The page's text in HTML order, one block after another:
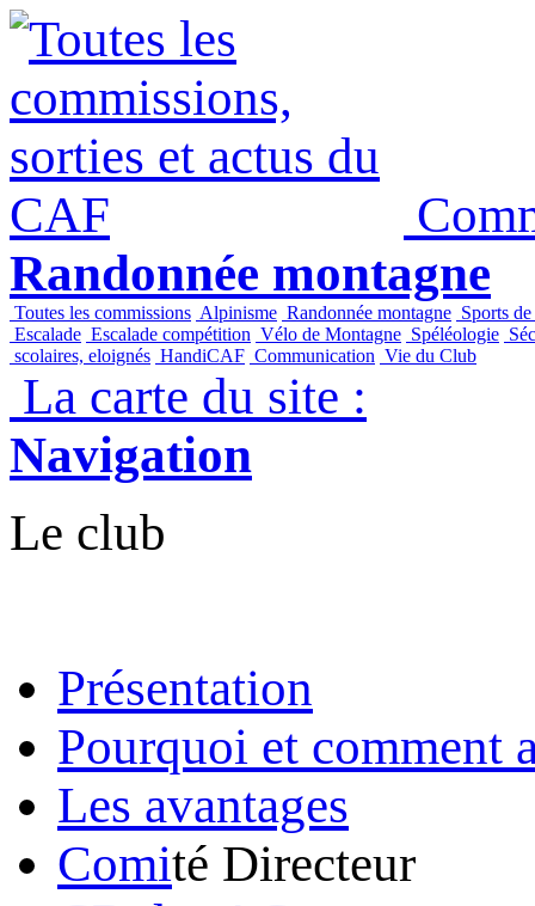
Randonnée montagne
Toutes les commissions Alpinisme Randonnée montagne Sports
Escalade Escalade compétition Vélo de Montagne Spéléologie
scolaires, eloignés HandiCAF Communication Vie du Club
La carte du site :
Navigation
Le club
Présentation
Pourquoi et comment
Les avantages
Comité Directeur